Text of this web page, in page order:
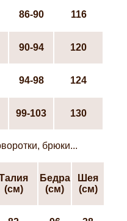
86-90 116
90-94 120
94-98 124
99-103 130
брюки...
(см)
Бедра
(см)
Шея
(см)